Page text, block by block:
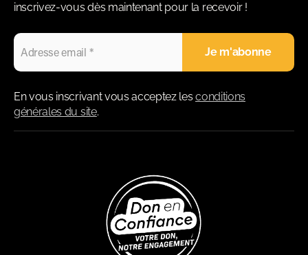
inscrivez-vous dès maintenant pour la recevoir !
En vous inscrivant vous acceptez lesconditions
générales du site.